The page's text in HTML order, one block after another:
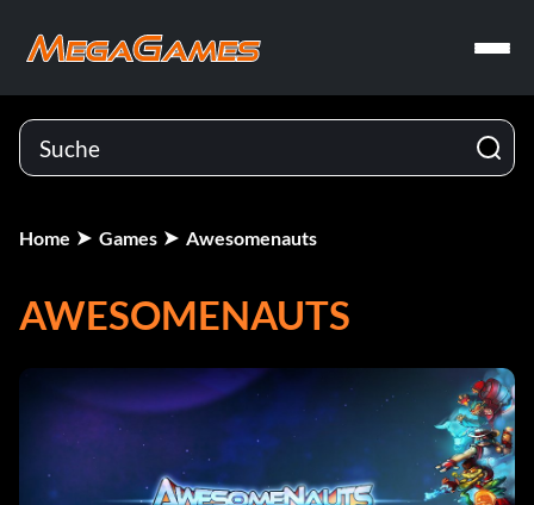
Home Games Awesomenauts
AWESOMENAUTS